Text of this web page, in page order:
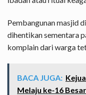
Pembangunan masjid
dihentikan sementara
komplain dari warga
BACA JUGA:
Melaju ke-16